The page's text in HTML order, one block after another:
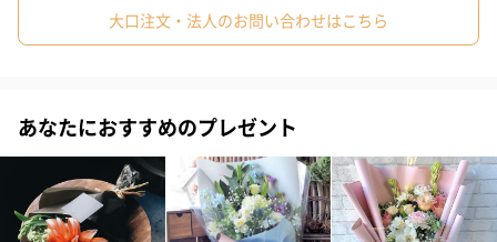
上品なピンクで、カップ咲きから花姿を変えながら咲ききると
伸び、樹勢も強い特徴が。
MIWAKO
#義母 #取引先男性 #取引先女性 #親戚男性
#上司女性 #祖父 #祖母 #母親
#男性 #男友達 #女友達 #彼氏 #20代前半
#30代 #20代後半 #40代 #50代 #60代 #70代
大口注文・法人のお問い合わせはこちら
あなたにおすすめのプレゼント